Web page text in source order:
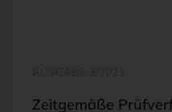
Zeitgemäße